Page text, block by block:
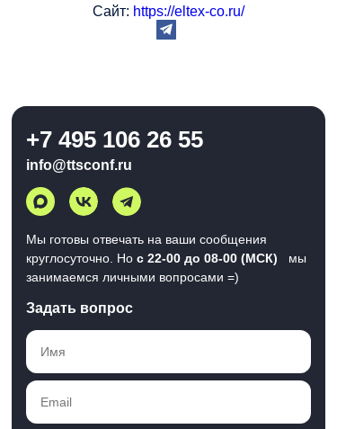
Сайт: https://eltex-co.ru/
+7 495 106 26 55
info@ttsconf.ru
Мы готовы отвечать на ваши сообщения
круглосуточно. Но с 22-00 до 08-00 (МСК)
мы
занимаемся личными вопросами =)
Задать вопрос